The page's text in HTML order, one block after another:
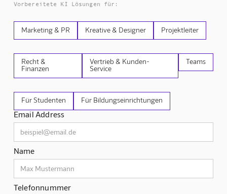
Vorbereitete KI Lösungen für:
Marketing & PR Kreative & Designer Projektleiter
Recht &
Finanzen
Vertrieb & Kunden-
Service
Teams
Für Studenten Für Bildungseinrichtungen
Email Address
Name
Telefonnummer